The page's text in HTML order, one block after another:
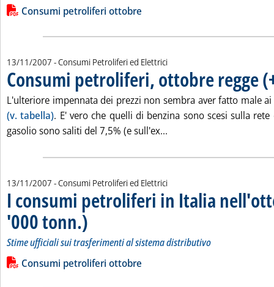
Lista allegati PDF alla notizia
Consumi petroliferi ottobre
13/11/2007 - Consumi Petroliferi ed Elettrici
Consumi petroliferi, ottobre regge
L'ulteriore impennata dei prezzi non sembra aver fatto male
(v. tabella). E' vero che quelli di benzina sono scesi sulla
gasolio sono saliti del 7,5% (e sull'ex...
13/11/2007 - Consumi Petroliferi ed Elettrici
I consumi petroliferi in Italia
'000 tonn.)
Stime ufficiali sui trasferimenti al sistema distributivo
Leggi tutta la notizia: 'I consumi petroliferi in Italia
Lista allegati PDF alla notizia
Consumi petroliferi ottobre